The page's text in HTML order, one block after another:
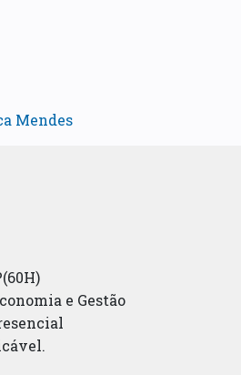
Mendes
e Gestão